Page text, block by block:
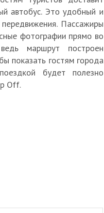
автобус. Это удобный и
Пассажиры
фотографии прямо во
маршрут построен
показать гостям города
будет полезно
Off.